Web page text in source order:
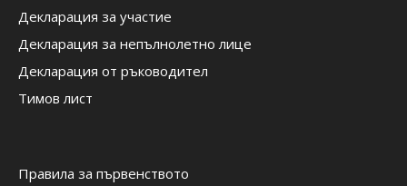
Декларация за участие
Декларация за непълнолетно лице
Декларация от ръководител
Тимов лист
Правила за първенството